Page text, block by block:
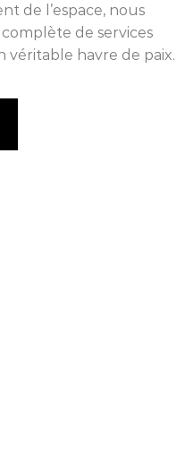
de l’espace, nous
de services
véritable havre de paix.